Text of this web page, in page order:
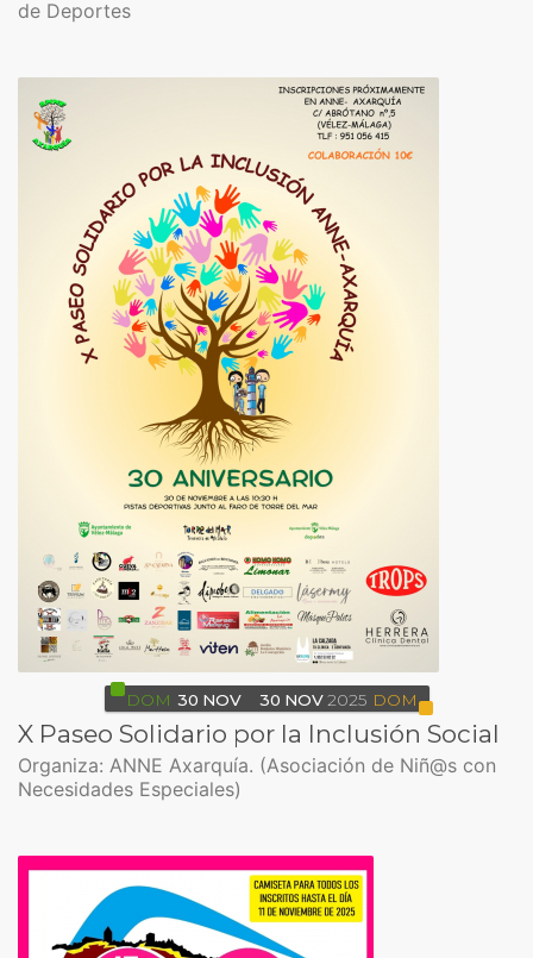
de Deportes
DOM 30 NOV 30 NOV 2025 DOM
X Paseo Solidario por la Inclusión Social
Organiza: ANNE Axarquía. (Asociación de Niñ@s con
Necesidades Especiales)